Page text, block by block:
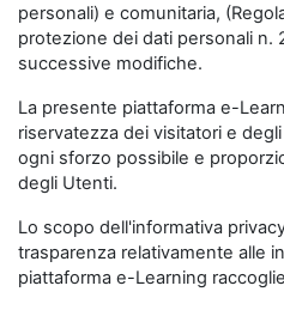
personali) e comunitaria,
protezione dei dati personali n.
successive modifiche.
La presente piattaforma e-
riservatezza dei visitatori e
ogni sforzo possibile e
degli Utenti.
Lo scopo dell'informativa
trasparenza relativamente alle
piattaforma e-Learning